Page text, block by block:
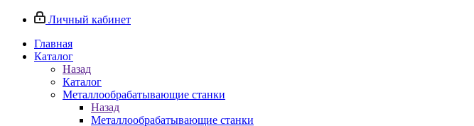
Личный кабинет
Главная
Каталог
Назад
Каталог
Металлообрабатывающие станки
Назад
Металлообрабатывающие станки